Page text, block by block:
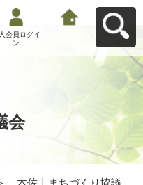
会員ログイ
ン
会
木佐上まちづくり協議